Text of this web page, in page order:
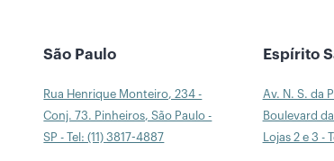
São Paulo
Rua Henrique Monteiro, 234 -
Conj. 73. Pinheiros, São Paulo -
SP - Tel: (11) 3817-4887
Espírito
Av. N. S. da
Boulevard
Lojas 2 e 3 -